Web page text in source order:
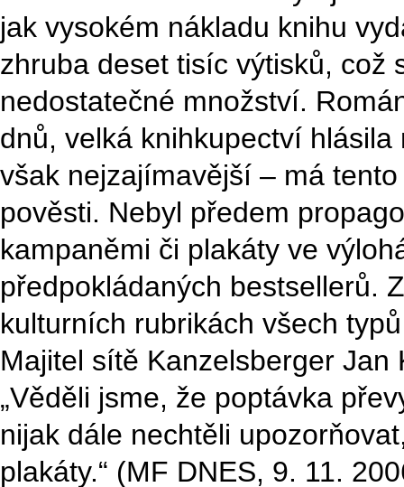
jak vysokém nákladu knihu
zhruba deset tisíc výtisků, což
nedostatečné množství.
dnů, velká knihkupectví
však nejzajímavější – má
pověsti. Nebyl předem
kampaněmi či plakáty ve
předpokládaných bestsellerů.
kulturních rubrikách všech
Majitel sítě Kanzelsberger
„Věděli jsme, že poptávka
nijak dále nechtěli
plakáty.“ (MF DNES, 9. 11.